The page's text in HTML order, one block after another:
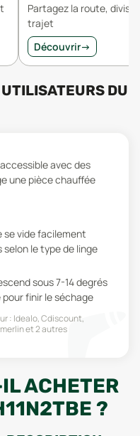
Partagez la route,
trajet
Découvrir→
DU
avec des
une pièce chauffée
se vide facilement
le type de linge
sous 7-14 degrés
finir le séchage
: Idealo, Cdiscount,
et 2 autres
ACHETER
?